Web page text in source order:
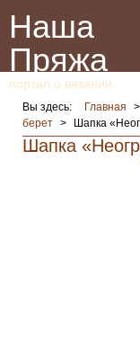
Наша
Пряжа
портал о вязании
Вы здесь: Главная >
берет > Шапка
Шапка